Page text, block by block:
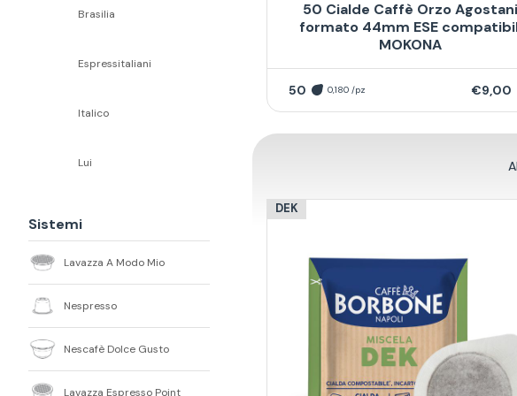
Brasilia
Espressitaliani
Italico
Lui
Sistemi
Lavazza A Modo Mio
Nespresso
Nescafè Dolce Gusto
Lavazza Espresso Point
50 Cialde Caffè Orzo Agostani
formato 44mm ESE
MOKONA
50 0,180 /pz €9,00
DEK